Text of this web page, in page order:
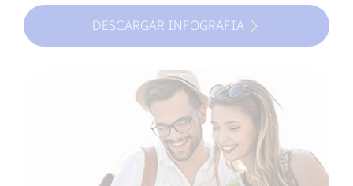
DESCARGAR INFOGRAFIA